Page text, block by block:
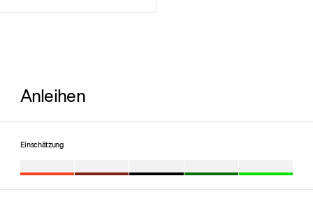
Anleihen
Einschätzung